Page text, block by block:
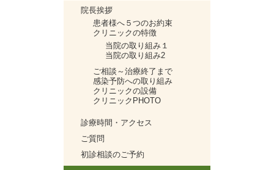
院長挨拶
患者様へ５つのお約束
クリニックの特徴
当院の取り組み１
当院の取り組み2
ご相談～治療終了まで
感染予防への取り組み
クリニックの設備
クリニックPHOTO
診療時間・アクセス
ご質問
初診相談のご予約